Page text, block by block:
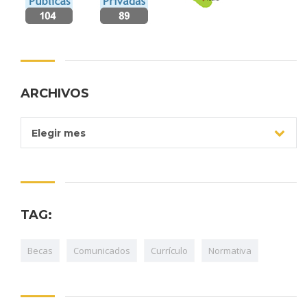
ARCHIVOS
Archivos
Elegir mes
TAG:
Becas Comunicados Currículo Normativa